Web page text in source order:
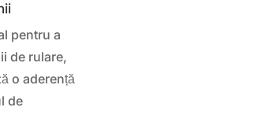
pentru a
de rulare,
o aderență
de